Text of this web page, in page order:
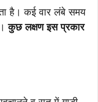
है। कई वार लंबे समय
कुछ लक्षण इस प्रकार